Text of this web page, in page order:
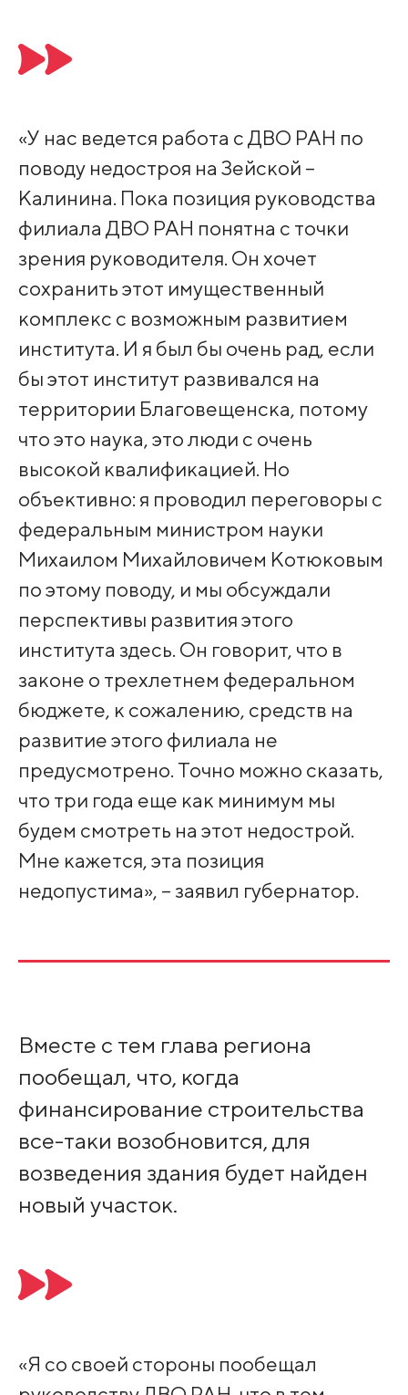
«У нас ведется работа с ДВО РАН по
поводу недостроя на Зейской –
Калинина. Пока позиция руководства
филиала ДВО РАН понятна с точки
зрения руководителя. Он хочет
сохранить этот имущественный
комплекс с возможным развитием
института. И я был бы очень рад, если
бы этот институт развивался на
территории Благовещенска, потому
что это наука, это люди с очень
высокой квалификацией. Но
объективно: я проводил переговоры с
федеральным министром науки
Михаилом Михайловичем Котюковым
по этому поводу, и мы обсуждали
перспективы развития этого
института здесь. Он говорит, что в
законе о трехлетнем федеральном
бюджете, к сожалению, средств на
развитие этого филиала не
предусмотрено. Точно можно сказать,
что три года еще как минимум мы
будем смотреть на этот недострой.
Мне кажется, эта позиция
недопустима», – заявил губернатор.
Вместе с тем глава региона
пообещал, что, когда
финансирование строительства
все-таки возобновится, для
возведения здания будет найден
новый участок.
«Я со своей стороны пообещал